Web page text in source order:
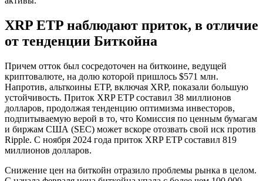
XRP ETP наблюдают приток, в отличие
от тенденции Биткойна
Причем отток был сосредоточен на биткоине, ведущей
криптовалюте, на долю которой пришлось $571 млн.
Напротив, альткоины ETP, включая XRP, показали большую
устойчивость. Приток XRP ETP составил 38 миллионов
долларов, продолжая тенденцию оптимизма инвесторов,
подпитываемую верой в то, что Комиссия по ценным бумагам
и биржам США (SEC) может вскоре отозвать свой иск против
Ripple. С ноября 2024 года приток XRP ETP составил 819
миллионов долларов.
Снижение цен на биткойн отразило проблемы рынка в целом.